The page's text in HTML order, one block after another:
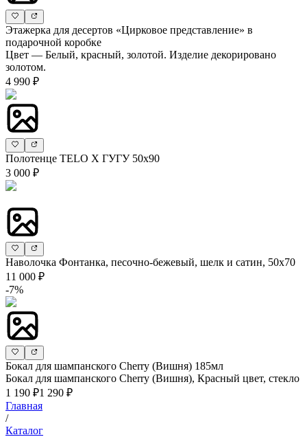
Этажерка для десертов «Цирковое представление» в
подарочной коробке
Цвет — Белый, красный, золотой. Изделие декорировано
золотом.
4 990 ₽
Полотенце TELO X ГУГУ 50х90
3 000 ₽
Наволочка Фонтанка, песочно-бежевый, шелк и сатин, 50х70
11 000 ₽
-7%
Бокал для шампанского Cherry (Вишня) 185мл
Бокал для шампанского Cherry (Вишня), Красный цвет, стекло
1 190 ₽1 290 ₽
Главная
/
Каталог